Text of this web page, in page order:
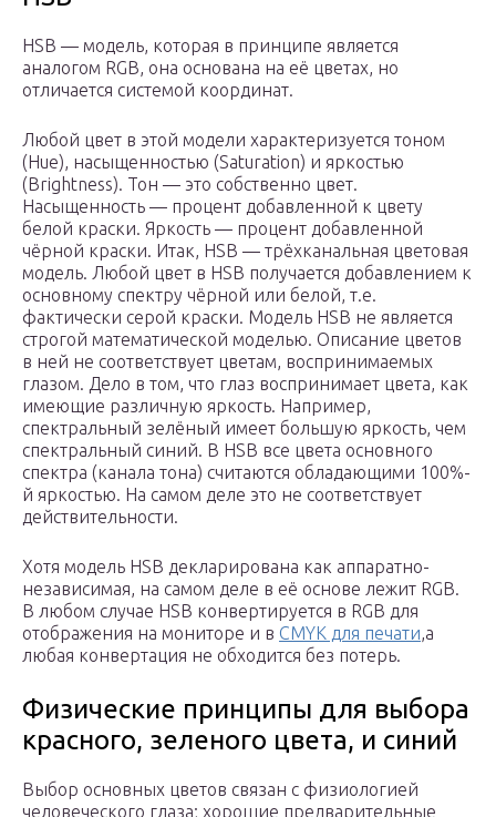
HSB — модель, которая в принципе является
аналогом RGB, она основана на её цветах, но
отличается системой координат.
Любой цвет в этой модели характеризуется тоном
(Hue), насыщенностью (Saturation) и яркостью
(Brightness). Тон — это собственно цвет.
Насыщенность — процент добавленной к цвету
белой краски. Яркость — процент добавленной
чёрной краски. Итак, HSB — трёхканальная цветовая
модель. Любой цвет в HSB получается добавлением к
основному спектру чёрной или белой, т.е.
фактически серой краски. Модель HSB не является
строгой математической моделью. Описание цветов
в ней не соответствует цветам, воспринимаемых
глазом. Дело в том, что глаз воспринимает цвета, как
имеющие различную яркость. Например,
спектральный зелёный имеет большую яркость, чем
спектральный синий. В HSB все цвета основного
спектра (канала тона) считаются обладающими 100%-
й яркостью. На самом деле это не соответствует
действительности.
Хотя модель HSB декларирована как аппаратно-
независимая, на самом деле в её основе лежит RGB.
В любом случае HSB конвертируется в RGB для
отображения на мониторе и в CMYK для печати,а
любая конвертация не обходится без потерь.
Физические принципы для выбора
красного, зеленого цвета, и синий
Выбор основных цветов связан с физиологией
человеческого глаза; хорошие предварительные